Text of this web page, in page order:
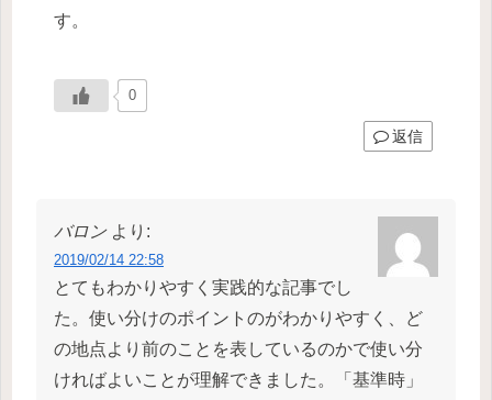
す。
0
返信
バロン より:
2019/02/14 22:58
とてもわかりやすく実践的な記事でし
た。使い分けのポイントのがわかりやすく、ど
の地点より前のことを表しているのかで使い分
ければよいことが理解できました。「基準時」